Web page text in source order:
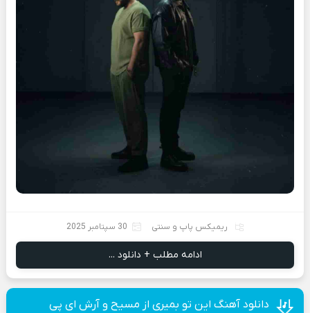
ریمیکس پاپ و سنتی 30 سپتامبر 2025
ادامه مطلب + دانلود ...
دانلود آهنگ این تو بمیری از مسیح و آرش ای پی